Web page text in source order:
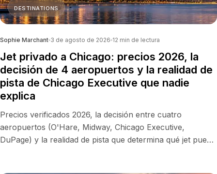
DESTINATIONS
Sophie Marchant 3 de agosto de 2026 12 min de lectura
Jet privado a Chicago: precios 2026, la
decisión de 4 aeropuertos y la realidad de
pista de Chicago Executive que nadie
explica
Precios verificados 2026, la decisión entre cuatro
aeropuertos (O'Hare, Midway, Chicago Executive,
DuPage) y la realidad de pista que determina qué jet puede